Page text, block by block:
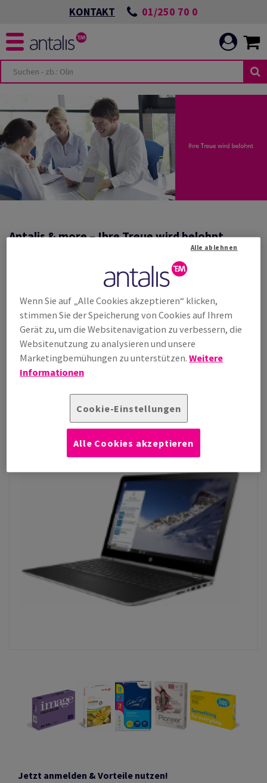
KONTAKT 01/250 70 0
Antalis & more – Ihre Treue wird belohnt
Wir belohnen Sie für den Kauf der bekanntesten Papiermarken
im Markt: Entscheiden Sie sich für Xerox®, Data Copy®, Image®,
Pioneer®, HP
oder Color Copy® Kopierpapier und erhalten Sie
Belohnungspunkte, mit denen Sie attraktive Prämien auswählen
können. Die Zahl der vergebenen Punkte hängt von Art und
Menge des gekauften Artikels ab. Die Teilnahme am Antalis
Treueprogramm ist natürlich gratis.
Kostenlos anmelden
www.a4more.com
Jetzt anmelden & Vorteile nutzen!
Wenn Sie auf „Alle Cookies akzeptieren“ klicken,
stimmen Sie der Speicherung von Cookies auf Ihrem
Gerät zu, um die Websitenavigation zu verbessern, die
Websitenutzung zu analysieren und unsere
Marketingbemühungen zu unterstützen.Weitere
Informationen
Cookie-Einstellungen
Alle ablehnen
Alle Cookies akzeptieren